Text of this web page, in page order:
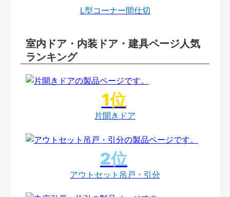
L型コーナー間仕切
室内ドア・内装ドア・建具ページ人気
ランキング
片開きドア
アウトセット吊戸・引分